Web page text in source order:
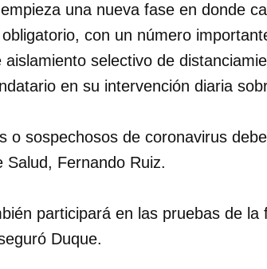
una nueva fase en donde
con un número
selectivo de
en su intervención diaria
o sospechosos de coronavirus
Fernando Ruiz.
participará en las pruebas de la
Duque.